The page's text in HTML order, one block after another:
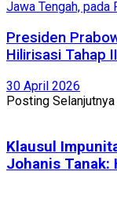
Presiden
Hilirisasi Tahap
30 April 2026
Posting Selanjutnya
Klausul
Johanis Tanak: